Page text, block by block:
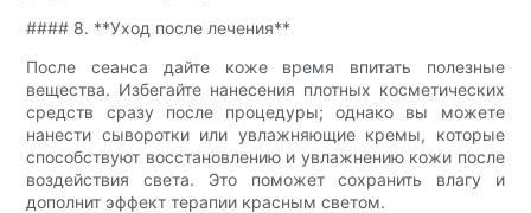
#### 8. **Уход после лечения**
После сеанса дайте коже время впитать полезные
вещества. Избегайте нанесения плотных косметических
средств сразу после процедуры; однако вы можете
нанести сыворотки или увлажняющие кремы, которые
способствуют восстановлению и увлажнению кожи после
воздействия света. Это поможет сохранить влагу и
дополнит эффект терапии красным светом.